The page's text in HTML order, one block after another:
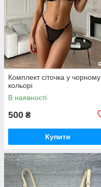
Комплект сіточка у чорному
кольорі
В наявності
500 ₴
Купити